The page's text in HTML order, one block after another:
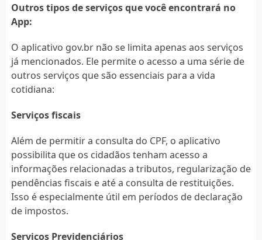
Outros tipos de serviços que você encontrará no
App:
O aplicativo gov.br não se limita apenas aos serviços
já mencionados. Ele permite o acesso a uma série de
outros serviços que são essenciais para a vida
cotidiana:
Serviços fiscais
Além de permitir a consulta do CPF, o aplicativo
possibilita que os cidadãos tenham acesso a
informações relacionadas a tributos, regularização de
pendências fiscais e até a consulta de restituições.
Isso é especialmente útil em períodos de declaração
de impostos.
Serviços Previdenciários